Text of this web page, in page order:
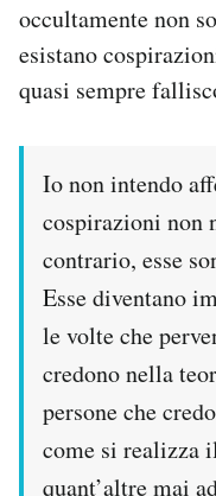
occultamente non
esistano
quasi sempre
Io non intendo
cospirazioni non
contrario, esse
Esse diventano
le volte che
credono nella
persone che
come si realizza
quant’altre mai